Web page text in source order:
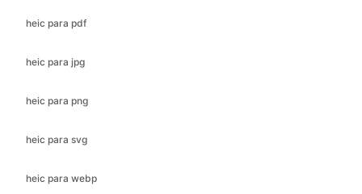
heic para png
heic para svg
heic para webp
jfif para bmp
jfif para gif